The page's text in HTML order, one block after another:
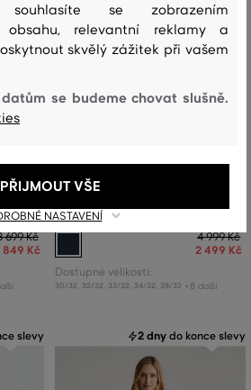
699 Kč
849 Kč
KALHOTY GANT SLIM CHINOS
4 999 Kč
2 499 Kč
Dostupné velikosti:
30/32 32/32 33/32 34/32 38/32 +8 další
slevy 2 dny do konce slevy
se zobrazením
obsahu, relevantní reklamy a
skvělý zážitek při vašem
se budeme chovat slušně.
NASTAVENÍ
PŘIJMOUT VŠE